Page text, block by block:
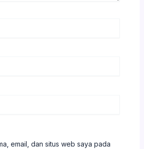
email, dan situs web saya pada